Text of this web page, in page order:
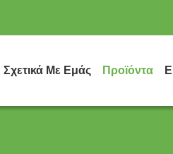
Σχετικά Με Εμάς Προϊόντα